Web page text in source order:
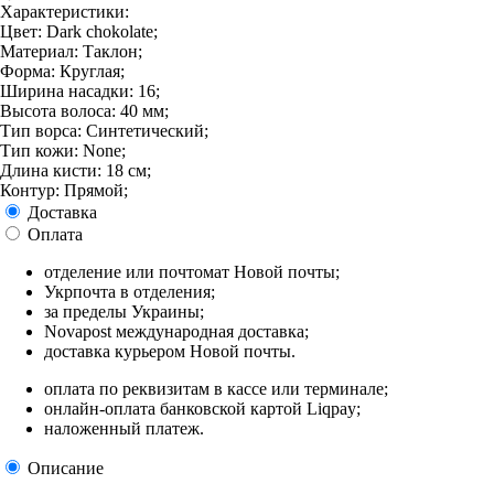
Характеристики:
Цвет: Dark chokolate;
Материал: Таклон;
Форма: Круглая;
Ширина насадки: 16;
Высота волоса: 40 мм;
Тип ворса: Синтетический;
Тип кожи: None;
Длина кисти: 18 см;
Контур: Прямой;
Доставка
Оплата
отделение или почтомат Новой почты;
Укрпочта в отделения;
за пределы Украины;
Novapost международная доставка;
доставка курьером Новой почты.
оплата по реквизитам в кассе или терминале;
онлайн-оплата банковской картой Liqpay;
наложенный платеж.
Описание